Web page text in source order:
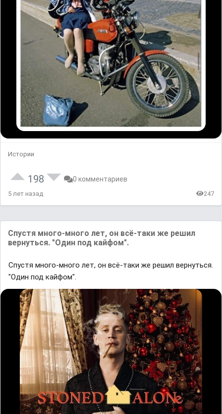
Истории
198 0 комментариев
5 лет назад 247
Спустя много-много лет, он всё-таки же решил
вернуться. "Один под кайфом".
Спустя много-много лет, он всё-таки же решил вернуться.
"Один под кайфом".